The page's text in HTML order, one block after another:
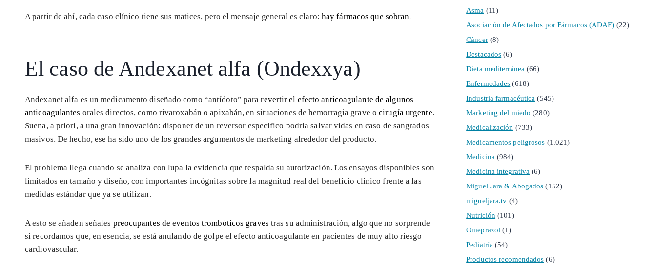
A partir de ahí, cada caso clínico tiene sus matices, pero el mensaje general es claro: hay fármacos que sobran.
El caso de Andexanet alfa (Ondexxya)
Andexanet alfa es un medicamento diseñado como “antídoto” pararevertir el efecto anticoagulante de algunos
anticoagulantes orales directos, como rivaroxabán o apixabán, en situaciones de hemorragia grave ocirugía urgente.
Suena, a priori, a una gran innovación: disponer de un reversor específico podría salvar vidas en caso de sangrados
masivos. De hecho, ese ha sido uno de los grandes argumentos de marketing alrededor del producto.
El problema llega cuando se analiza con lupa la evidencia que respalda su autorización. Los ensayos disponibles son
limitados en tamaño y diseño, con importantes incógnitas sobre la magnitud real del beneficio clínico frente a las
medidas estándar que ya se utilizan.
A esto se añaden señales preocupantes de eventos trombóticos graves tras su administración, algo que no sorprende
si recordamos que, en esencia, se está anulando de golpe el efecto anticoagulante en pacientes de muy alto riesgo
cardiovascular.
Asma (11)
Asociación de Afectados por Fármacos (ADAF) (22)
Cáncer(8)
Destacados (6)
Dieta mediterránea (66)
Enfermedades (618)
Industria farmacéutica (545)
Marketing del miedo (280)
Medicalización (733)
Medicamentos peligrosos (1.021)
Medicina (984)
Medicina integrativa (6)
Miguel Jara & Abogados (152)
migueljara.tv (4)
Nutrición (101)
Omeprazol (1)
Pediatría (54)
Productos recomendados (6)